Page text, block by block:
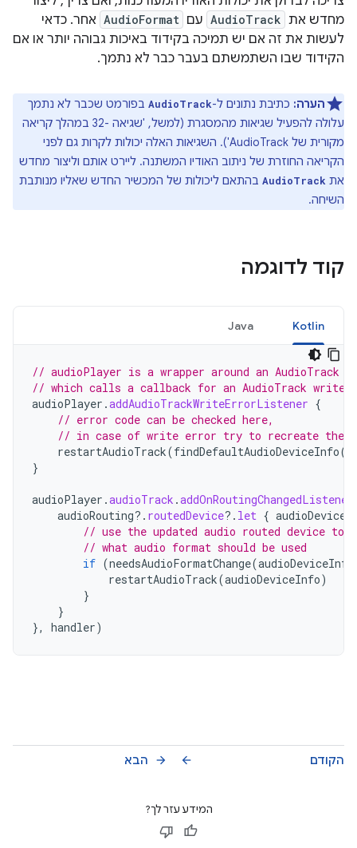
מחדש את AudioTrack עם AudioFormat אחר. כדאי
לעשות את זה אם יש תמיכה בקידוד באיכות גבוהה יותר או אם
הקידוד שבו השתמשתם בעבר כבר לא נתמך.
הערה: כתיבת נתונים ל-AudioTrack בפורמט שכבר לא נתמך
עלולה להפעיל שגיאות מהמסגרת (למשל, 'שגיאה -32 במהלך קריאה
מקורית של AudioTrack'). השגיאות האלה יכולות לקרות גם לפני
הקריאה החוזרת של ניתוב האודיו המשתנה. ליירט אותם וליצור מחדש
את AudioTrack בהתאם ליכולות של המכשיר החדש שאליו מנותבת
השיחה.
קוד לדוגמה
Kotlin
Java
// audioPlayer is a wrapper around an AudioTrack
// which calls a callback for an AudioTrack write
audioPlayer .addAudioTrackWriteErrorListener {
// error code can be checked here,
// in case of write error try to recreate the
restartAudioTrack(findDefaultAudioDeviceInfo
}
audioPlayer .audioTrack .addOnRoutingChangedListener
audioRouting?. routedDevice?. let {
// use the updated audio routed device to
// what audio format should be used
if (needsAudioFormatChange(audioDeviceInfo
restartAudioTrack(audioDeviceInfo)
}
}
},
handler)
הקודם arrow_back הבא arrow_forward
המידע עזר לך?